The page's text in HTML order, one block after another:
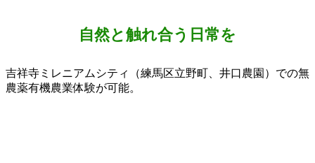
自然と触れ合う日常を
吉祥寺ミレニアムシティ（練馬区立野町、井口農園）での無
農薬有機農業体験が可能。